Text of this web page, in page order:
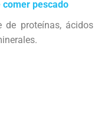
pescado
proteínas, ácidos